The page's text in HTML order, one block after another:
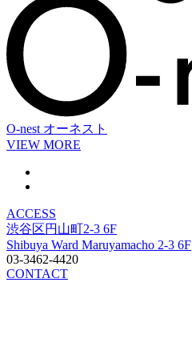
O-nest オーネスト
VIEW MORE
ACCESS
渋谷区円山町2-3 6F
Shibuya Ward Maruyamacho 2-3 6F
03-3462-4420
CONTACT